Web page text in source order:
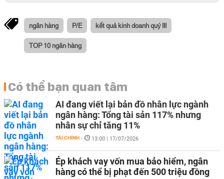
ngân hàng P/E kết quả kinh doanh quý III
TOP 10 ngân hàng
Có thể bạn quan tâm
AI đang viết lại bản đồ nhân lực ngành
ngân hàng: Tổng tài sản 117% nhưng
nhân sự chỉ tăng 11%
TÀI CHÍNH - 13:00 | 17/07/2026
Ép khách vay vốn mua bảo hiểm, ngân
hàng có thể bị phạt đến 500 triệu đồng